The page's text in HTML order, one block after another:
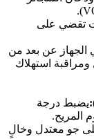
تقضي على
الجهاز عن بعد من
ومراقبة استهلاك
يضبط درجة
المريح.
جو معتدل وخالٍ